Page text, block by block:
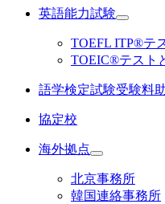
英語能力試験
TOEFL ITP®テ
TOEIC®テスト
語学検定試験受験料
協定校
海外拠点
北京事務所
韓国連絡事務所